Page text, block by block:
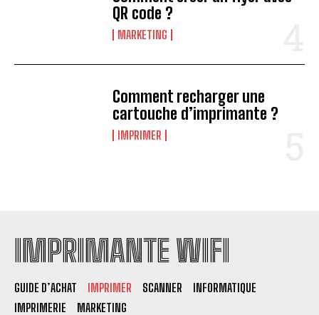
QR code ?
MARKETING
Comment recharger une
cartouche d’imprimante ?
IMPRIMER
IMPRIMANTE WIFI
GUIDE D’ACHAT IMPRIMER SCANNER
INFORMATIQUE
IMPRIMERIE
MARKETING